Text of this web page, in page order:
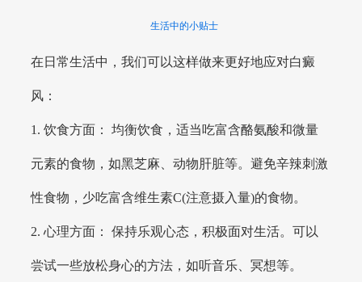
生活中的小贴士
在日常生活中，我们可以这样做来更好地应对白癜
风：
1. 饮食方面： 均衡饮食，适当吃富含酪氨酸和微量
元素的食物，如黑芝麻、动物肝脏等。避免辛辣刺激
性食物，少吃富含维生素C(注意摄入量)的食物。
2. 心理方面： 保持乐观心态，积极面对生活。可以
尝试一些放松身心的方法，如听音乐、冥想等。